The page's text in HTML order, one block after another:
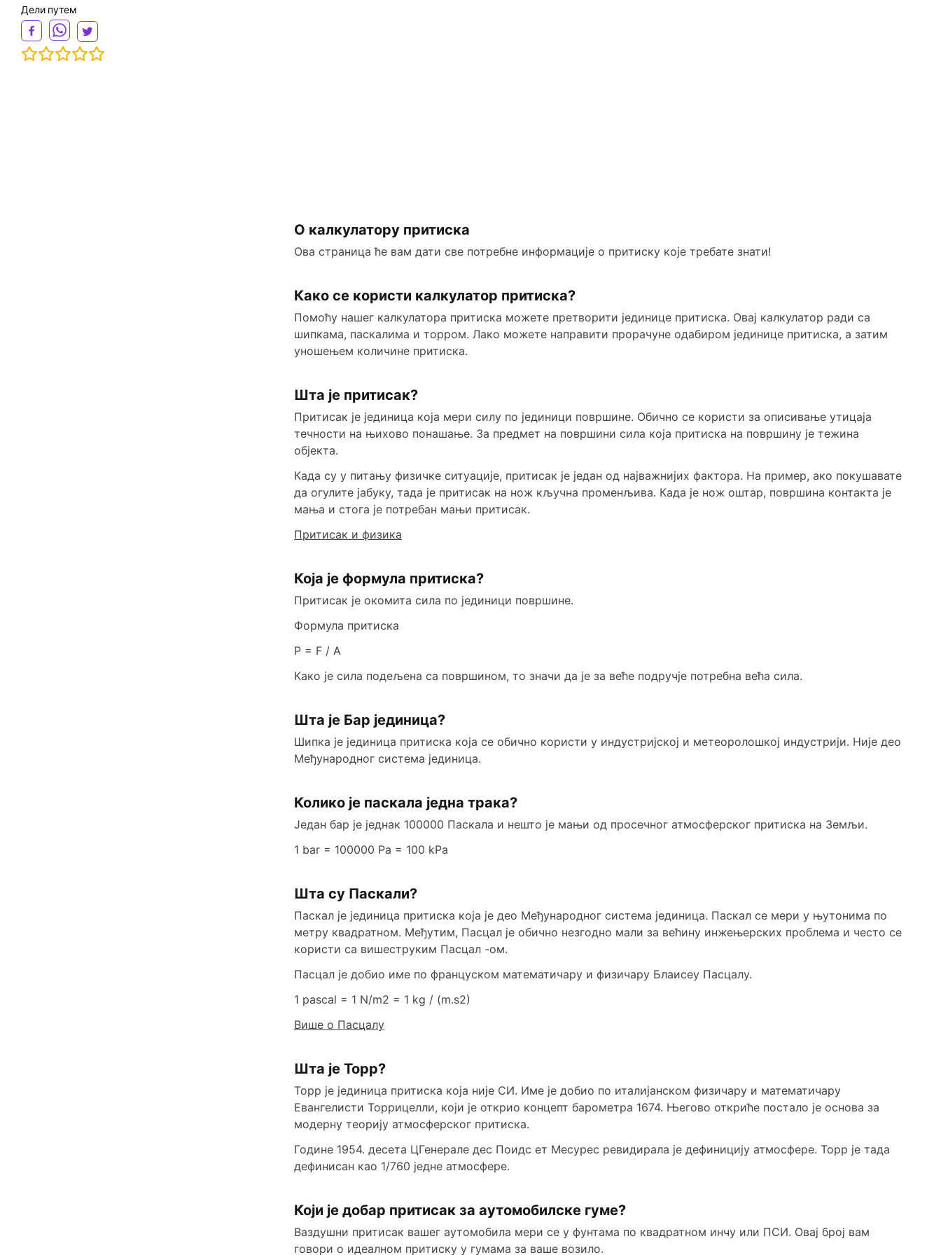
Дели путем
О калкулатору притиска
Ова страница ће вам дати све потребне информације о притиску које требате знати!
Како се користи калкулатор притиска?
Помоћу нашег калкулатора притиска можете претворити јединице притиска. Овај калкулатор ради са
шипкама, паскалима и торром. Лако можете направити прорачуне одабиром јединице притиска, а затим
уношењем количине притиска.
Шта је притисак?
Притисак је јединица која мери силу по јединици површине. Обично се користи за описивање утицаја
течности на њихово понашање. За предмет на површини сила која притиска на површину је тежина
објекта.
Када су у питању физичке ситуације, притисак је један од најважнијих фактора. На пример, ако покушавате
да огулите јабуку, тада је притисак на нож кључна променљива. Када је нож оштар, површина контакта је
мања и стога је потребан мањи притисак.
Притисак и физика
Која је формула притиска?
Притисак је окомита сила по јединици површине.
Формула притиска
P = F / A
Како је сила подељена са површином, то значи да је за веће подручје потребна већа сила.
Шта је Бар јединица?
Шипка је јединица притиска која се обично користи у индустријској и метеоролошкој индустрији. Није део
Међународног система јединица.
Колико је паскала једна трака?
Један бар је једнак 100000 Паскала и нешто је мањи од просечног атмосферског притиска на Земљи.
1 bar = 100000 Pa = 100 kPa
Шта су Паскали?
Паскал је јединица притиска која је део Међународног система јединица. Паскал се мери у њутонима по
метру квадратном. Међутим, Пасцал је обично незгодно мали за већину инжењерских проблема и често се
користи са вишеструким Пасцал -ом.
Пасцал је добио име по француском математичару и физичару Блаисеу Пасцалу.
1 pascal = 1 N/m2 = 1 kg / (m.s2)
Више о Пасцалу
Шта је Торр?
Торр је јединица притиска која није СИ. Име је добио по италијанском физичару и математичару
Евангелисти Торрицелли, који је открио концепт барометра 1674. Његово откриће постало је основа за
модерну теорију атмосферског притиска.
Године 1954. десета ЦГенерале дес Поидс ет Месурес ревидирала је дефиницију атмосфере. Торр је тада
дефинисан као 1/760 једне атмосфере.
Који је добар притисак за аутомобилске гуме?
Ваздушни притисак вашег аутомобила мери се у фунтама по квадратном инчу или ПСИ. Овај број вам
говори о идеалном притиску у гумама за ваше возило.